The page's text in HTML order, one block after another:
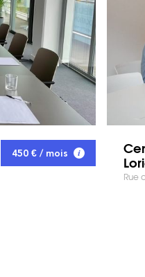
450 € / mois
Rue